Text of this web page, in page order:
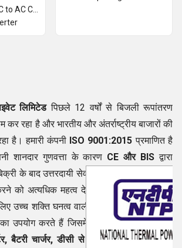
लिमिटेडपिछले 12 वर्षों से बिजली रूपांतरण
कर रहा है और भारतीय और अंतर्राष्ट्रीय बाजारों की
है। हमारी कंपनी ISO 9001:2015 प्रमाणित है
शानदार गुणवत्ता के कारण CE और BIS द्वारा
के बाद उत्तरदायी सेवा के साथ-साथ मूल्य वर्धित
करने को अत्यधिक महत्व देते हैं। हम 300 से अधिक
उच्च शक्ति घनत्व वाली मशीनों के साथ नवीनतम
उपयोग करते हैं जिसमें
स्विच मोड पावर सप्लाई,
बैटरी चार्जर, डीसी से एसी कन्वर्टर, डीसी पावर